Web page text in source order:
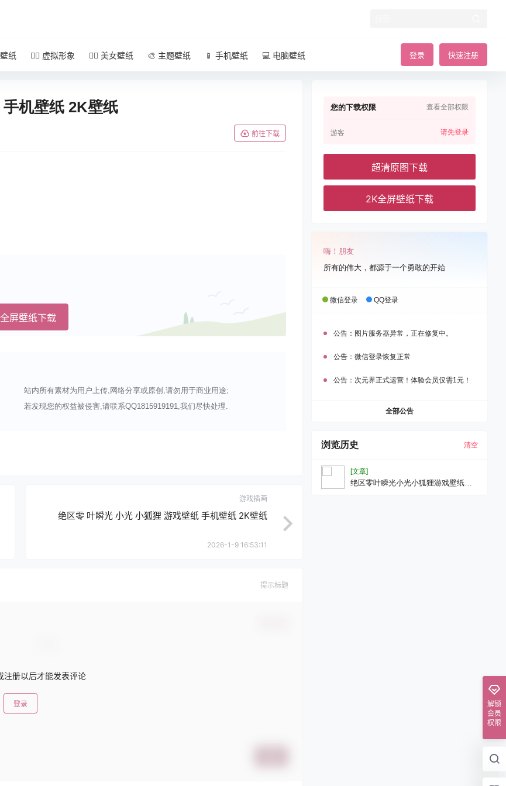
登录 快速注册
纸 🧚‍♀️ 虚拟形象 🧜‍♀️ 美女壁纸 🎨 主题壁纸 📱 手机壁纸 💻 电脑壁纸
机壁纸 2K壁纸
前往下载
屏壁纸下载
站内所有素材为用户上传,网络分享或原创,请勿用于商业用途;
若发现您的权益被侵害,请联系QQ1815919191,我们尽快处理.
游戏插画
绝区零 叶瞬光 小光 小狐狸 游戏壁纸 手机壁纸 2K壁纸
2026-1-9 16:53:11
提示标题
注册以后才能发表评论
登录
您的下载权限 查看全部权限
游客 请先登录
超清原图下载
2K全屏壁纸下载
嗨！朋友
所有的伟大，都源于一个勇敢的开始
微信登录 QQ登录
公告： 图片服务器异常，正在修复中。
公告： 微信登录恢复正常
公告： 次元界正式运营！体验会员仅需1元！
全部公告
浏览历史 清空
[文章]
绝区零叶瞬光小光小狐狸游戏壁纸手
解锁
会员
权限